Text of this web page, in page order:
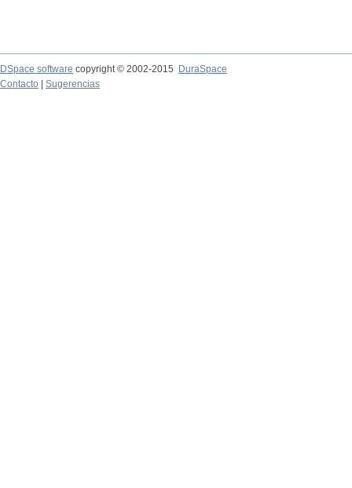
DSpace software copyright © 2002-2015
DuraSpace
Contacto
Sugerencias